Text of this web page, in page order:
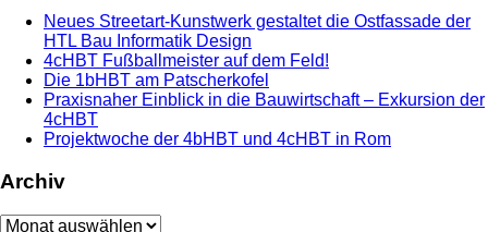
Neues Streetart-Kunstwerk gestaltet die Ostfassade der
HTL Bau Informatik Design
4cHBT Fußballmeister auf dem Feld!
Die 1bHBT am Patscherkofel
Praxisnaher Einblick in die Bauwirtschaft – Exkursion der
4cHBT
Projektwoche der 4bHBT und 4cHBT in Rom
Archiv
Archiv